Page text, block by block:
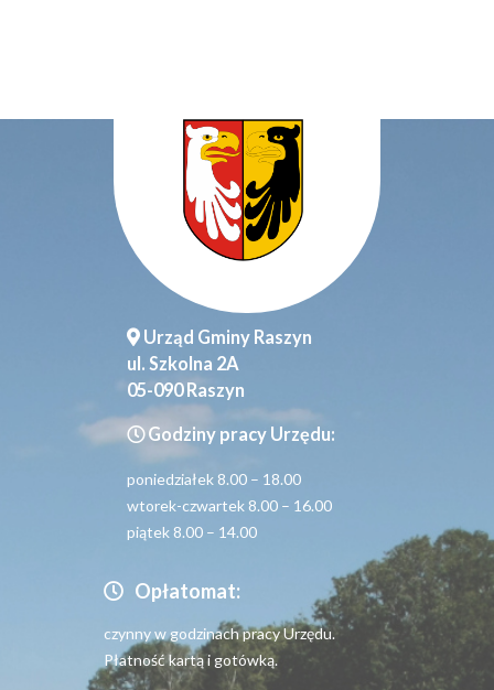
Urząd Gminy Raszyn
ul. Szkolna 2A
05-090 Raszyn
Godziny pracy Urzędu:
poniedziałek 8.00 – 18.00
wtorek-czwartek 8.00 – 16.00
piątek 8.00 – 14.00
Opłatomat:
czynny w godzinach pracy Urzędu.
Płatność kartą i gotówką.